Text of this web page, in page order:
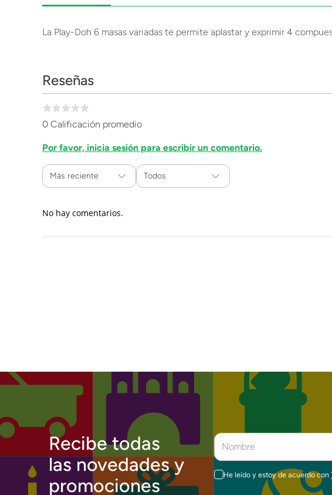
La Play-Doh 6 masas variadas te permite aplastar y exprimir 4
Reseñas
0 Calificación promedio
Por favor, inicia sesión para escribir un comentario.
Más reciente Todos
No hay comentarios.
Recibe todas
las novedades y
promociones
He leído y estoy de acuerdo con